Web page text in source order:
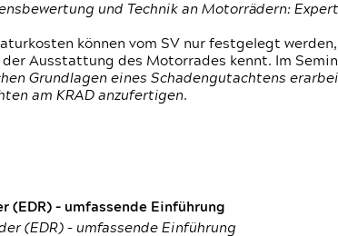
und Technik an Motorrädern:
können vom SV nur festgelegt
Ausstattung des Motorrades kennt. Im
Grundlagen eines Schadengutachtens
am KRAD anzufertigen.
(EDR) – umfassende Einführung
(EDR) – umfassende Einführung